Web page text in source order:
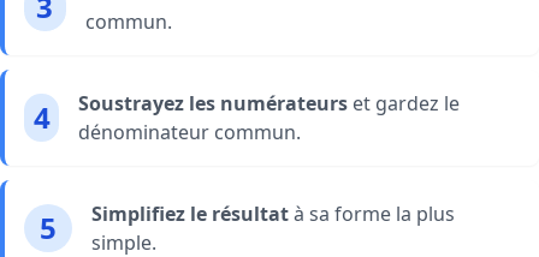
commun.
4 Soustrayez les numérateurs et gardez le
dénominateur commun.
5 Simplifiez le résultatà sa forme la plus
simple.